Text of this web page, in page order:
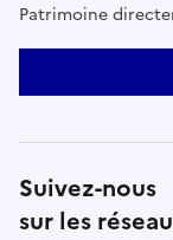
Patrimoine
Suivez-nous
sur les